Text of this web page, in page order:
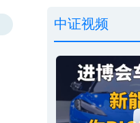
中证视频